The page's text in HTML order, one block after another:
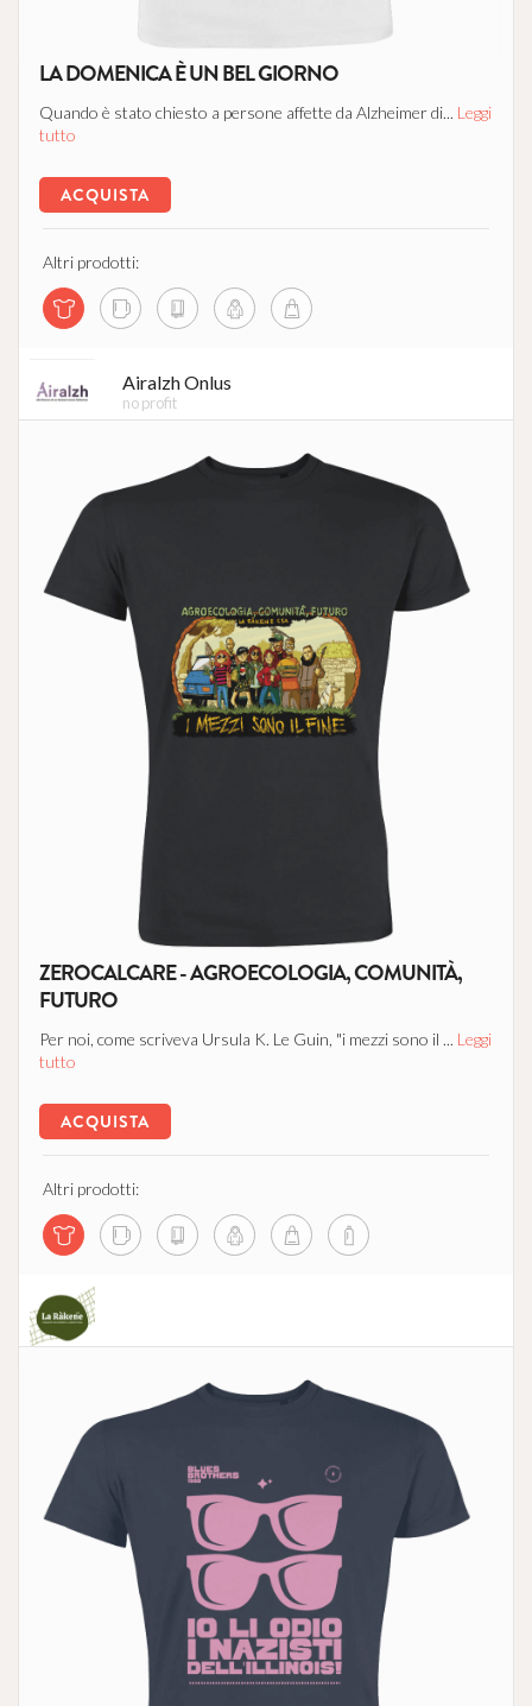
LA DOMENICA È UN BEL GIORNO
Quando è stato chiesto a persone affette da Alzheimer di... Leggi
tutto
ACQUISTA
Altri prodotti:
Airalzh Onlus
no profit
ZEROCALCARE - AGROECOLOGIA, COMUNITÀ,
FUTURO
Per noi, come scriveva Ursula K. Le Guin, "i mezzi sono il ... Leggi
tutto
ACQUISTA
Altri prodotti: